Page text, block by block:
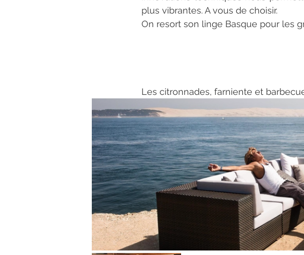
plus vibrantes. A vous de choisir.
On resort son linge Basque pour les
Les citronnades, farniente et